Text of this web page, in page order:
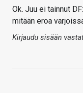
Ok. Juu ei tainnut
mitään eroa
Kirjaudu sisään